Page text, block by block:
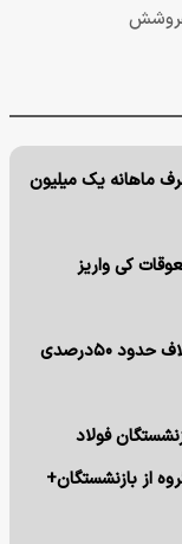
ماهانه یک میلیون
معوقات کی واریز
شکاف مزدی در ایستگاه کارمندان دولت/ اختلاف حدود ۵۰درصدی
فولاد
از بازنشستگان+